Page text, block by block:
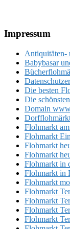
Footer
Impressum
Antiquitäten-
Babybasar
Die besten
Die
Domain
Flohmarkt
Flohmarkt
Flohmarkt
Flohmarkt
Flohmarkt in
Flohmarkt in
Flohmarkt
Flohmarkt
Flohmarkt
Flohmarkt
Flohmarkt